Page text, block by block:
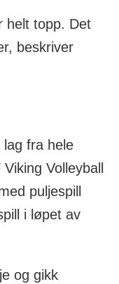
helt topp. Det
beskriver
fra hele
Volleyball
puljespill
i løpet av
og gikk